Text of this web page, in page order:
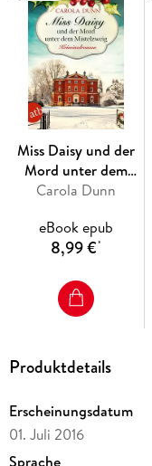
Miss Daisy und der
Mord unter dem
Mistelzweig
Carola Dunn
eBook epub
8,99 €*
Produktdetails
Erscheinungsdatum
01. Juli 2016
Sprache